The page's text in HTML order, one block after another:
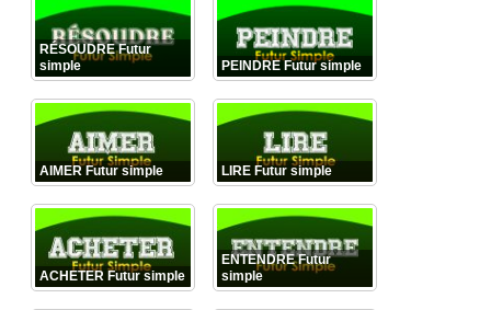
RÉSOUDRE Futur
simple
PEINDRE Futur simple
AIMER Futur simple LIRE Futur simple
ACHETER Futur simple
ENTENDRE Futur
simple